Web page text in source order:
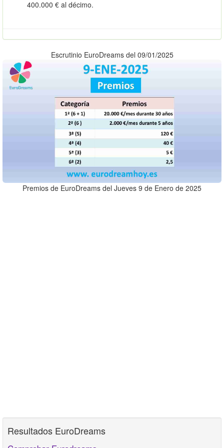
400.000 € al décimo.
Escrutinio EuroDreams del 09/01/2025
Premios de EuroDreams del Jueves 9 de Enero de 2025
Resultados EuroDreams